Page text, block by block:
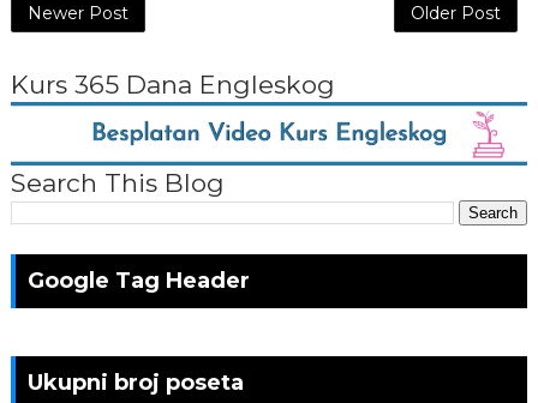
Newer Post Older Post
Kurs 365 Dana Engleskog
Search This Blog
Google Tag Header
Ukupni broj poseta